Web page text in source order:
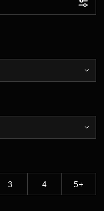
3 4 5+